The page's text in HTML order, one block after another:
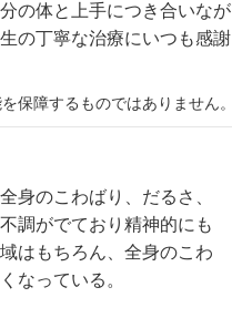
の体と上手につき合いなが
の丁寧な治療にいつも感謝
保障するものではありません。
身のこわばり、だるさ、
調がでており精神的にも
はもちろん、全身のこわ
なっている。